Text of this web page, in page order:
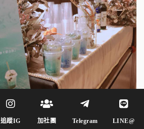
追蹤IG 加社團 Telegram LINE@